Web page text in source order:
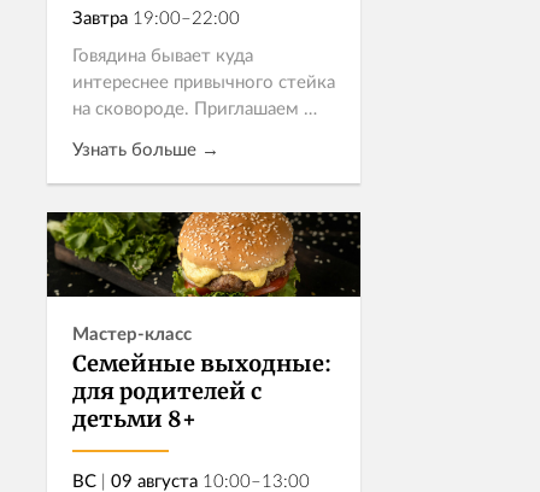
Завтра 19:00–22:00
Говядина бывает куда
интереснее привычного стейка
на сковороде. Приглашаем
которых знакомый продукт
раскрывается неожиданно — и
не забудьте оставить место для
десерта.
Узнать больше →
Записаться
Мастер-класс
Семейные выходные:
для родителей с
детьми 8+
ВС | 09 августа 10:00–13:00